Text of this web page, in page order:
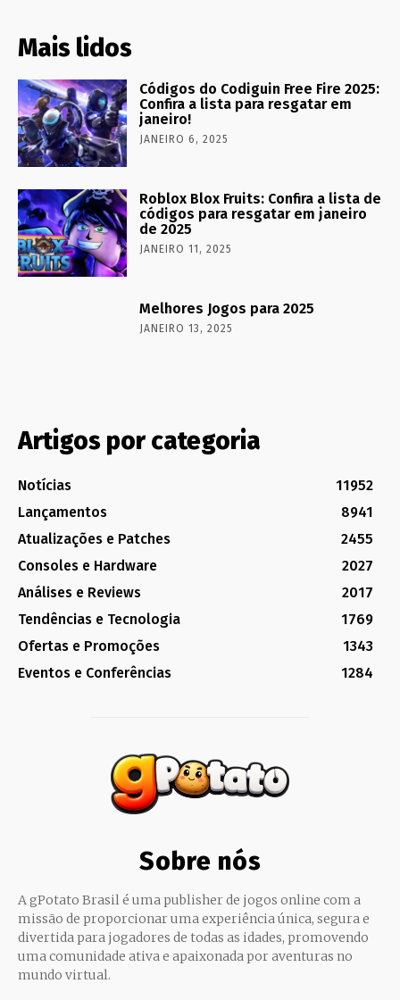
Mais lidos
Códigos do Codiguin Free Fire 2025:
Confira a lista para resgatar em
janeiro!
JANEIRO 6, 2025
Roblox Blox Fruits: Confira a lista de
códigos para resgatar em janeiro
de 2025
JANEIRO 11, 2025
Melhores Jogos para 2025
JANEIRO 13, 2025
Artigos por categoria
Notícias
11952
Lançamentos
8941
Atualizações e Patches
2455
Consoles e Hardware
2027
Análises e Reviews
2017
Tendências e Tecnologia
1769
Ofertas e Promoções
1343
Eventos e Conferências
1284
Sobre nós
A gPotato Brasil é uma publisher de jogos online com a
missão de proporcionar uma experiência única, segura e
divertida para jogadores de todas as idades, promovendo
uma comunidade ativa e apaixonada por aventuras no
mundo virtual.